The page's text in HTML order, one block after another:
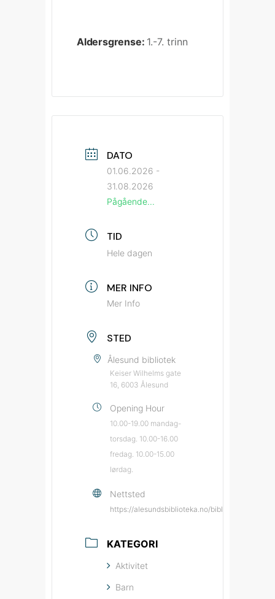
Aldersgrense: 1.-7. trinn
DATO
01.06.2026 -
31.08.2026
Pågående...
TID
Hele dagen
MER INFO
Mer Info
STED
Ålesund bibliotek
Keiser Wilhelms gate
16, 6003 Ålesund
Opening Hour
10.00-19.00 mandag-
torsdag. 10.00-16.00
fredag. 10.00-15.00
lørdag.
Nettsted
https://alesundsbiblioteka.no/biblioteka/
KATEGORI
Aktivitet
Barn